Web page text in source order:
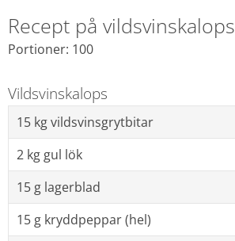
Recept på vildsvinskalops
Portioner: 100
Vildsvinskalops
15 kg vildsvinsgrytbitar
2 kg gul lök
15 g lagerblad
15 g kryddpeppar (hel)